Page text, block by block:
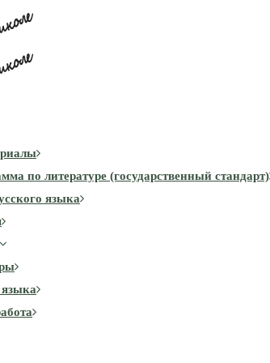
по литературе (государственный стандарт)
языка